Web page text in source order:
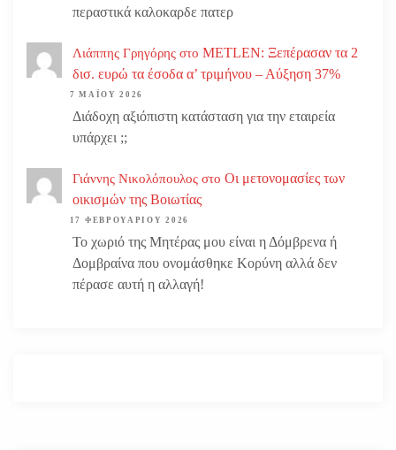
περαστικά καλοκαρδε πατερ
Λιάππης Γρηγόρης στο METLEN: Ξεπέρασαν τα 2
δισ. ευρώ τα έσοδα α’ τριμήνου – Αύξηση 37%
7 ΜΑΪ́ΟΥ 2026
Διάδοχη αξιόπιστη κατάσταση για την εταιρεία
υπάρχει ;;
Γιάννης Νικολόπουλος στο Οι μετονομασίες των
οικισμών της Βοιωτίας
17 ΦΕΒΡΟΥΑΡΊΟΥ 2026
Το χωριό της Μητέρας μου είναι η Δόμβρενα ή
Δομβραίνα που ονομάσθηκε Κορύνη αλλά δεν
πέρασε αυτή η αλλαγή!